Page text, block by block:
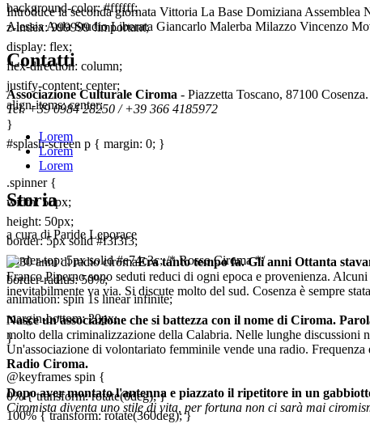
background-color: #ffffff;
z-index: 999999 !important;
display: flex;
flex-direction: column;
justify-content: center;
align-items: center;
}
#splash-screen p { margin: 0; }
.spinner {
width: 50px;
height: 50px;
border: 5px solid #f3f3f3;
border-top: 5px solid #e74c3c; /* Rosso Ciroma */
border-radius: 50%;
animation: spin 1s linear infinite;
margin-bottom: 20px;
}
@keyframes spin {
0% { transform: rotate(0deg); }
100% { transform: rotate(360deg); }
Introduce la seconda giornata Vittoria La Base Domiziana
Alessia Aula Studio Liberata Giancarlo Malerba Milazzo Vincenzo
Contatti
Associazione Culturale Ciroma - Piazzetta Toscano, 87100 Cosenza.
Tel. +39 0984 28250 / +39 366 4185972
Lorem
Lorem
Lorem
Storia
a cura di Paride Leporace
Era tanto tempo fa. Gli anni Ottanta
Franco Piperno sono seduti reduci di ogni epoca e provenienza.
inevitabilmente va via. Si discute molto del sud. Cosenza è sempre
Nasce un'associazione che si battezza con il nome di Ciroma.
molto della criminalizzazione della Calabria. Nelle lunghe discussioni
Un'associazione di volontariato femminile vende una radio.
Radio Ciroma.
Dopo aver montato l'antenna e piazzato il ripetitore in un
Ciromista diventa uno stile di vita, per fortuna non ci sarà mai